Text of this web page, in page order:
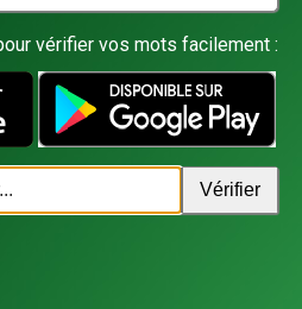
vérifier vos mots facilement :